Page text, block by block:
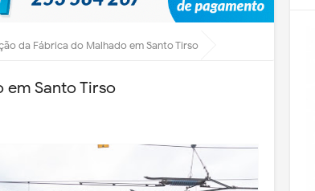
da Fábrica do Malhado em Santo Tirso
Santo Tirso